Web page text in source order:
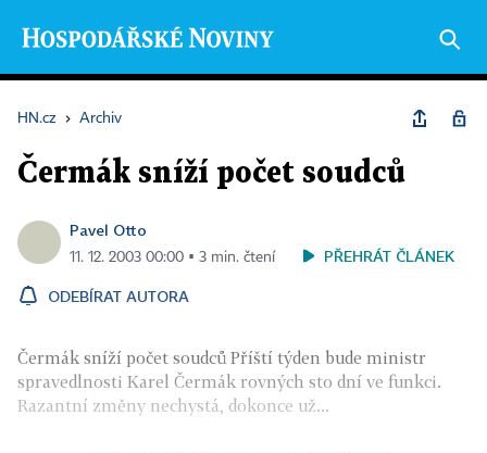
HN.cz › Archiv
Čermák sníží počet soudců
Pavel Otto
11. 12. 2003 00:00 ▪ 3 min. čtení PŘEHRÁT ČLÁNEK
ODEBÍRAT AUTORA
Čermák sníží počet soudců Příští týden bude ministr
spravedlnosti Karel Čermák rovných sto dní ve funkci.
Razantní změny nechystá, dokonce už...